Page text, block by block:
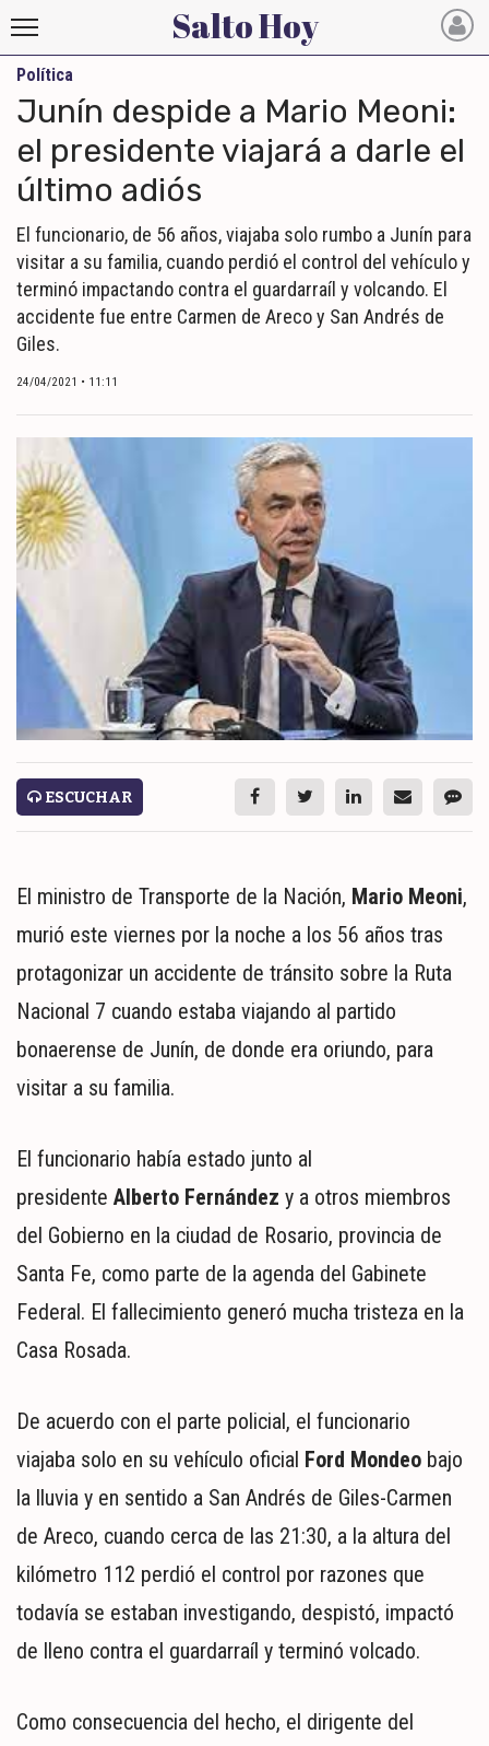
Salto
Hoy
INICIO
NOTICIAS RECIENTES
ECONOMÍA
MUNDO
DEPORTES
ESPECTÁCULOS
NACIONALES
SOCIEDAD
SALUD
SERVICIOS
MUNDO
POLÍTICA
POLICIALES
DEPORTES
SOCIEDAD
SALUD
Salto Hoy
Política
Junín despide a Mario Meoni:
el presidente viajará a darle el
último adiós
El funcionario, de 56 años, viajaba solo rumbo a Junín para
visitar a su familia, cuando perdió el control del vehículo y
terminó impactando contra el guardarraíl y volcando. El
accidente fue entre Carmen de Areco y San Andrés de
Giles.
24/04/2021 • 11:11
ESCUCHAR
El ministro de Transporte de la Nación, Mario Meoni,
murió este viernes por la noche a los 56 años tras
protagonizar un accidente de tránsito sobre la Ruta
Nacional 7 cuando estaba viajando al partido
bonaerense de Junín, de donde era oriundo, para
visitar a su familia.
El funcionario había estado junto al
presidente Alberto Fernández y a otros miembros
del Gobierno en la ciudad de Rosario, provincia de
Santa Fe, como parte de la agenda del Gabinete
Federal. El fallecimiento generó mucha tristeza en la
Casa Rosada.
De acuerdo con el parte policial, el funcionario
viajaba solo en su vehículo oficial Ford Mondeo bajo
la lluvia y en sentido a San Andrés de Giles-Carmen
de Areco, cuando cerca de las 21:30, a la altura del
kilómetro 112 perdió el control por razones que
todavía se estaban investigando, despistó, impactó
de lleno contra el guardarraíl y terminó volcado.
Como consecuencia del hecho, el dirigente del